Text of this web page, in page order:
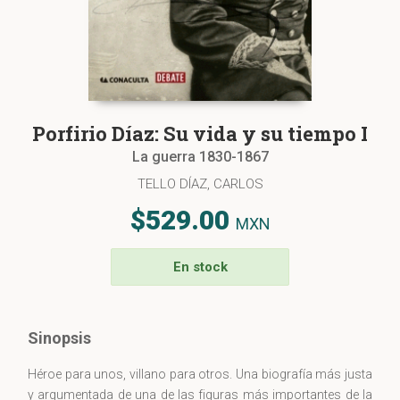
Porfirio Díaz: Su vida y su tiempo I
La guerra 1830-1867
TELLO DÍAZ, CARLOS
$529.00 MXN
En stock
Sinopsis
Héroe para unos, villano para otros. Una biografía más justa
y argumentada de una de las figuras más importantes de la